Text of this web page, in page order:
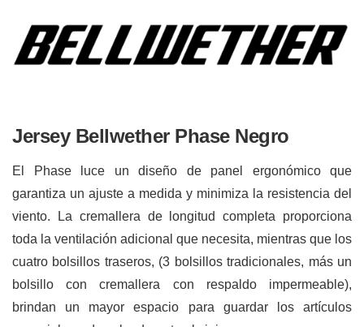
Jersey Bellwether Phase Negro
El Phase luce un diseño de panel ergonómico que
garantiza un ajuste a medida y minimiza la resistencia del
viento. La cremallera de longitud completa proporciona
toda la ventilación adicional que necesita, mientras que los
cuatro bolsillos traseros, (3 bolsillos tradicionales, más un
bolsillo con cremallera con respaldo impermeable),
brindan un mayor espacio para guardar los artículos